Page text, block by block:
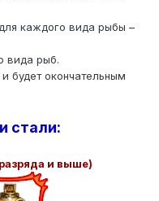
каждого вида рыбы –
вида рыб.
будет окончательным
стали:
и выше)